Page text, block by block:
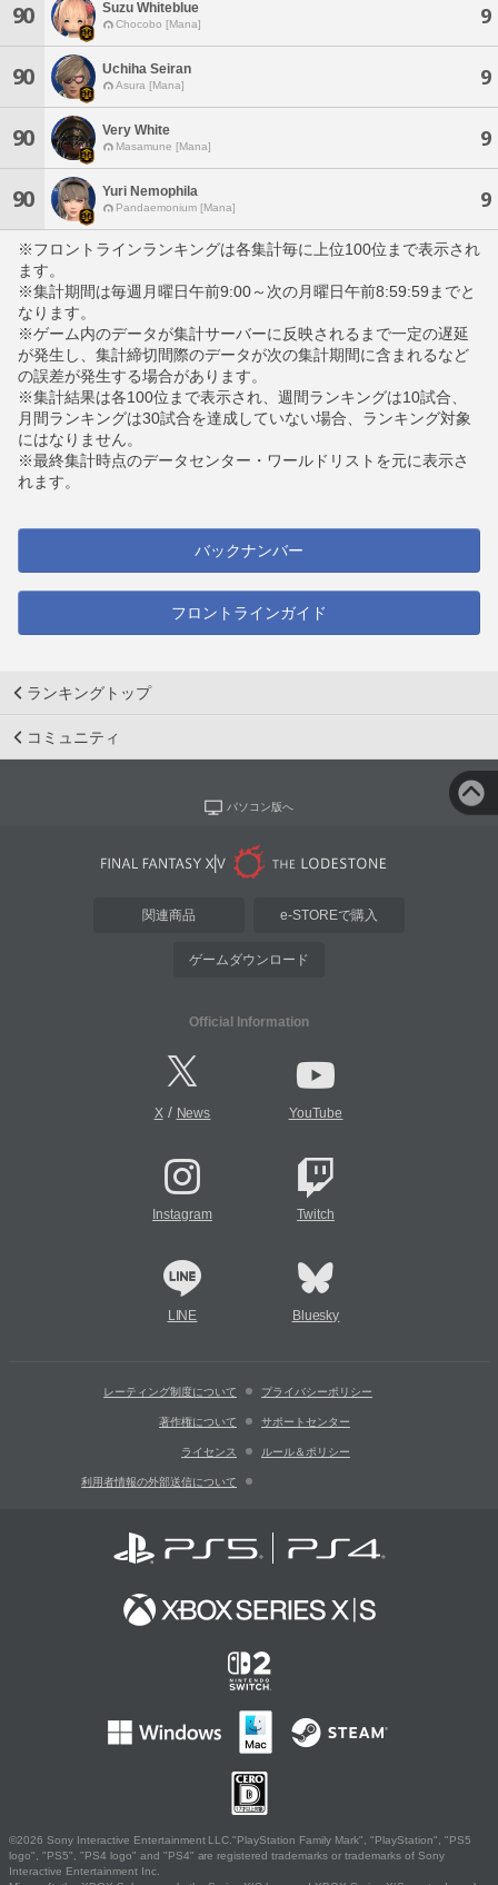
90 Suzu Whiteblue
Chocobo [Mana] 9
90 Uchiha Seiran
Asura [Mana] 9
90 Very White
Masamune [Mana] 9
90 Yuri Nemophila
Pandaemonium [Mana] 9
※フロントラインランキングは各集計毎に上位100位まで表示され
ます。
※集計期間は毎週月曜日午前9:00～次の月曜日午前8:59:59までと
なります。
※ゲーム内のデータが集計サーバーに反映されるまで一定の遅延
が発生し、集計締切間際のデータが次の集計期間に含まれるなど
の誤差が発生する場合があります。
※集計結果は各100位まで表示され、週間ランキングは10試合、
月間ランキングは30試合を達成していない場合、ランキング対象
にはなりません。
※最終集計時点のデータセンター・ワールドリストを元に表示さ
れます。
バックナンバー
フロントラインガイド
ランキングトップ
コミュニティ
パソコン版へ
関連商品 e-STOREで購入
ゲームダウンロード
Official Information
X/ News YouTube
Instagram Twitch
LINE Bluesky
レーティング制度について プライバシーポリシー
著作権について サポートセンター
ライセンス ルール＆ポリシー
利用者情報の外部送信について
©2026 Sony Interactive Entertainment LLC."PlayStation Family Mark", "PlayStation", "PS5
logo", "PS5", "PS4 logo" and "PS4" are registered trademarks or trademarks of Sony
Interactive Entertainment Inc.